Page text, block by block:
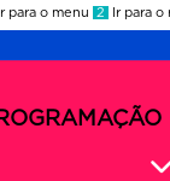
Ir para o menu 2 Ir para o